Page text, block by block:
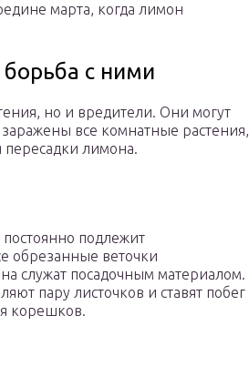
марта, когда лимон
с ними
но и вредители. Они могут
заражены все комнатные растения,
пересадки лимона.
подлежит
обрезанные веточки
служат посадочным материалом.
пару листочков и ставят побег
корешков.